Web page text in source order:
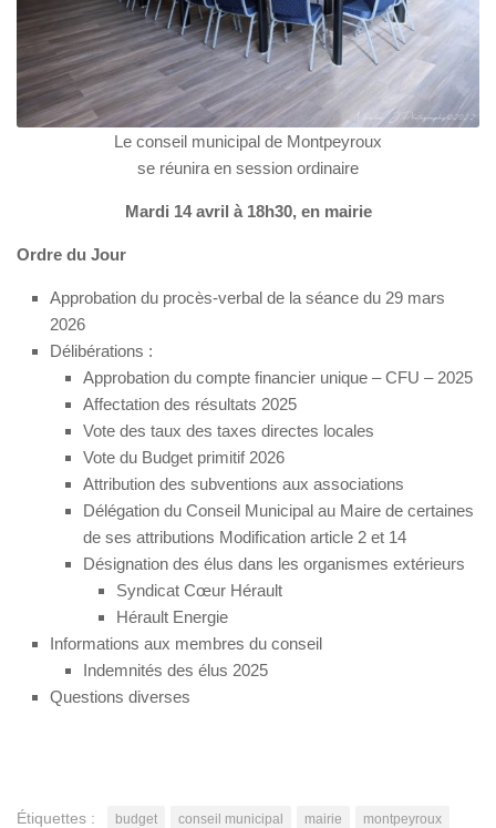
Le conseil municipal de Montpeyroux
se réunira en session ordinaire
Mardi 14 avril à 18h30, en mairie
Ordre du Jour
Approbation du procès-verbal de la séance du 29 mars
2026
Délibérations :
Approbation du compte financier unique – CFU – 2025
Affectation des résultats 2025
Vote des taux des taxes directes locales
Vote du Budget primitif 2026
Attribution des subventions aux associations
Délégation du Conseil Municipal au Maire de certaines
de ses attributions Modification article 2 et 14
Désignation des élus dans les organismes extérieurs
Syndicat Cœur Hérault
Hérault Energie
Informations aux membres du conseil
Indemnités des élus 2025
Questions diverses
Étiquettes : budget conseil municipal mairie montpeyroux